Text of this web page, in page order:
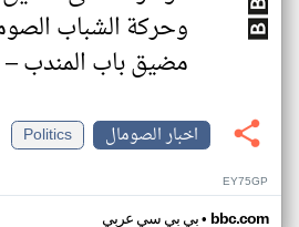
وحركة الشباب
مضيق باب المندب –
اخبار الصومال
Politics
EY75GP
بي بي سي عربي• bbc.com